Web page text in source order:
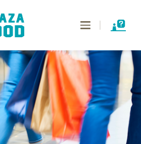
Toggle